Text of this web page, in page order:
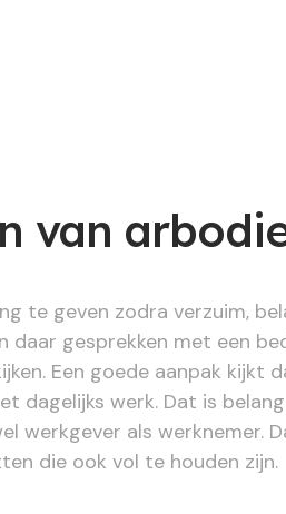
van
te geven zodra verzuim,
daar gesprekken met een
Een goede aanpak kijkt
dagelijks werk. Dat is
werkgever als werknemer.
die ook vol te houden zijn.